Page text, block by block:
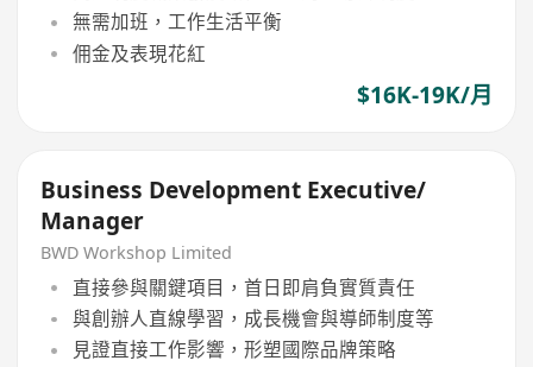
無需加班，工作生活平衡
佣金及表現花紅
$16K-19K/月
Business Development Executive/
Manager
BWD Workshop Limited
直接參與關鍵項目，首日即肩負實質責任
與創辦人直線學習，成長機會與導師制度等
見證直接工作影響，形塑國際品牌策略